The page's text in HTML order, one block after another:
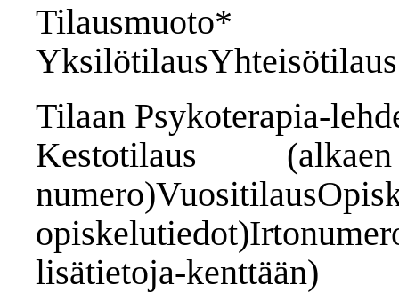
Tilausmuoto*
YksilötilausYhteisötilaus
Tilaan Psykoterapia-
Kestotilaus
lisätietoja-kenttään)